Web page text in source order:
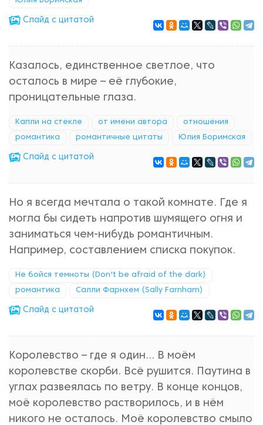
Cлайд с цитатой
Казалось, единственное светлое, что
осталось в мире – её глубокие,
проницательные глаза.
Капли на стекле от имени автора отношения
романтика романтичные цитаты Юлия Боримская
Cлайд с цитатой
Но я всегда мечтала о такой комнате. Где я
могла бы сидеть напротив шумящего огня и
заниматься чем-нибудь романтичным.
Например, составлением списка покупок.
Не бойся темноты (Don't be afraid of the dark)
романтика Салли Фарнхем (Sally Farnham)
Cлайд с цитатой
Королевство – где я один… В моём
королевстве скорби. Всё рушится. Паутина в
углах развеялась по ветру. В конце концов,
моё королевство растворилось, и в нём
никого не осталось. Моё королевство смыло